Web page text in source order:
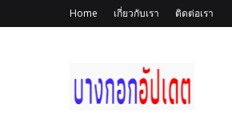
Home เกี่ยวกับเรา ติดต่อเรา